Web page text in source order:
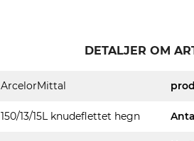
DETALJER OM
ArcelorMittal
150/13/15L knudeflettet hegn